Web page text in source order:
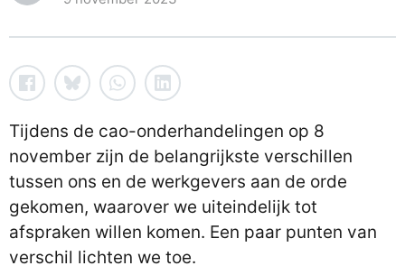
Tijdens de cao-onderhandelingen op 8
november zijn de belangrijkste verschillen
tussen ons en de werkgevers aan de orde
gekomen, waarover we uiteindelijk tot
afspraken willen komen. Een paar punten van
verschil lichten we toe.